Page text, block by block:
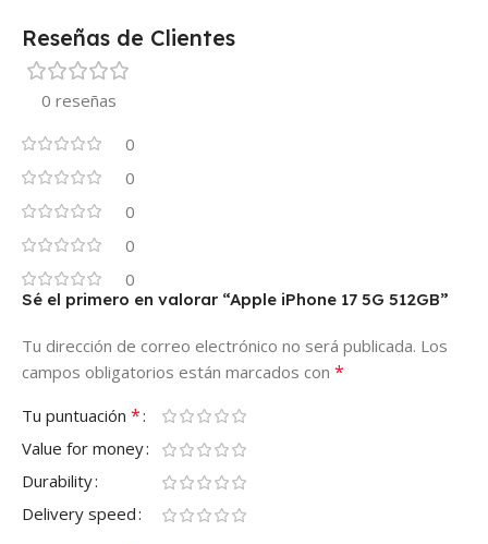
Reseñas de Clientes
0 reseñas
0
0
0
0
0
Sé el primero en valorar “Apple iPhone 17 5G 512GB”
Tu dirección de correo electrónico no será publicada. Los
campos obligatorios están marcados con *
Tu puntuación *
Value for money
Durability
Delivery speed